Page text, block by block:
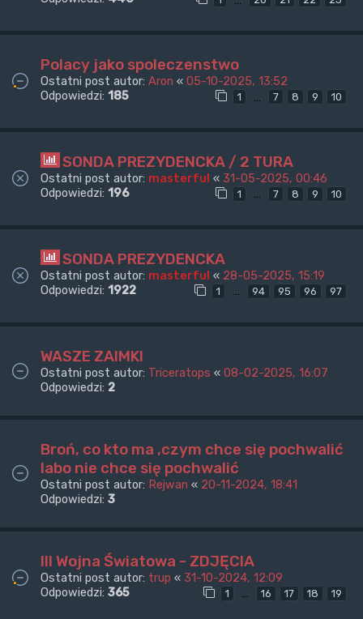
Polacy jako spoleczenstwo
Ostatni post autor: Aron « 05-10-2025, 13:52
Odpowiedzi: 185 1 7 8 9 10
SONDA PREZYDENCKA / 2 TURA
Ostatni post autor: masterful « 31-05-2025, 00:46
Odpowiedzi: 196 1 … 7 8 9 10
SONDA PREZYDENCKA
Ostatni post autor: masterful « 28-05-2025, 15:19
Odpowiedzi: 1922 1 … 94 95 96 97
WASZE ZAIMKI
Ostatni post autor: Triceratops « 08-02-2025, 16:07
Odpowiedzi: 2
Broń, co kto ma ,czym chce się pochwalić
labo nie chce się pochwalić
Ostatni post autor: Rejwan « 20-11-2024, 18:41
Odpowiedzi: 3
III Wojna Światowa - ZDJĘCIA
Ostatni post autor: trup « 31-10-2024, 12:09
Odpowiedzi: 365 1 … 16 17 18 19